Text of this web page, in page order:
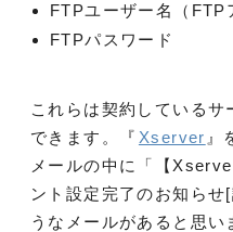
FTPユーザー名（FTP
FTPパスワード
これらは契約している
できます。『 Xserver 』
メールの中に「【
ント設定完了のお知ら
うなメールがあると思